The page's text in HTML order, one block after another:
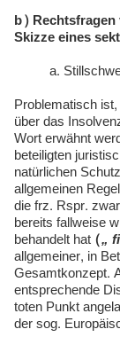
b)
Skizze eines
Problematisch
über das
Wort erwähnt
beteiligten
natürlichen
allgemeinen
die frz. Rspr.
bereits fallweise
behandelt hat(„
allgemeiner, in
Gesamtkonzept.
entsprechende
toten Punkt
der sog.